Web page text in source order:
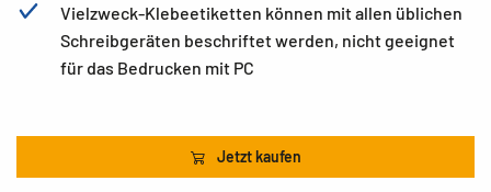
Vielzweck-Klebeetiketten können mit allen üblichen
Schreibgeräten beschriftet werden, nicht geeignet
für das Bedrucken mit PC
Jetzt kaufen